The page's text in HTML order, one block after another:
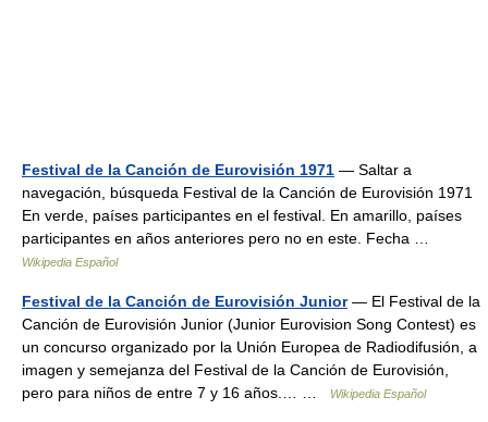
Festival de la Canción de Eurovisión 1971 — Saltar a
navegación, búsqueda Festival de la Canción de Eurovisión 1971
En verde, países participantes en el festival. En amarillo, países
participantes en años anteriores pero no en este. Fecha …
Wikipedia Español
Festival de la Canción de Eurovisión Junior— El Festival de la
Canción de Eurovisión Junior (Junior Eurovision Song Contest) es
un concurso organizado por la Unión Europea de Radiodifusión, a
imagen y semejanza del Festival de la Canción de Eurovisión,
pero para niños de entre 7 y 16 años.… …
Wikipedia Español